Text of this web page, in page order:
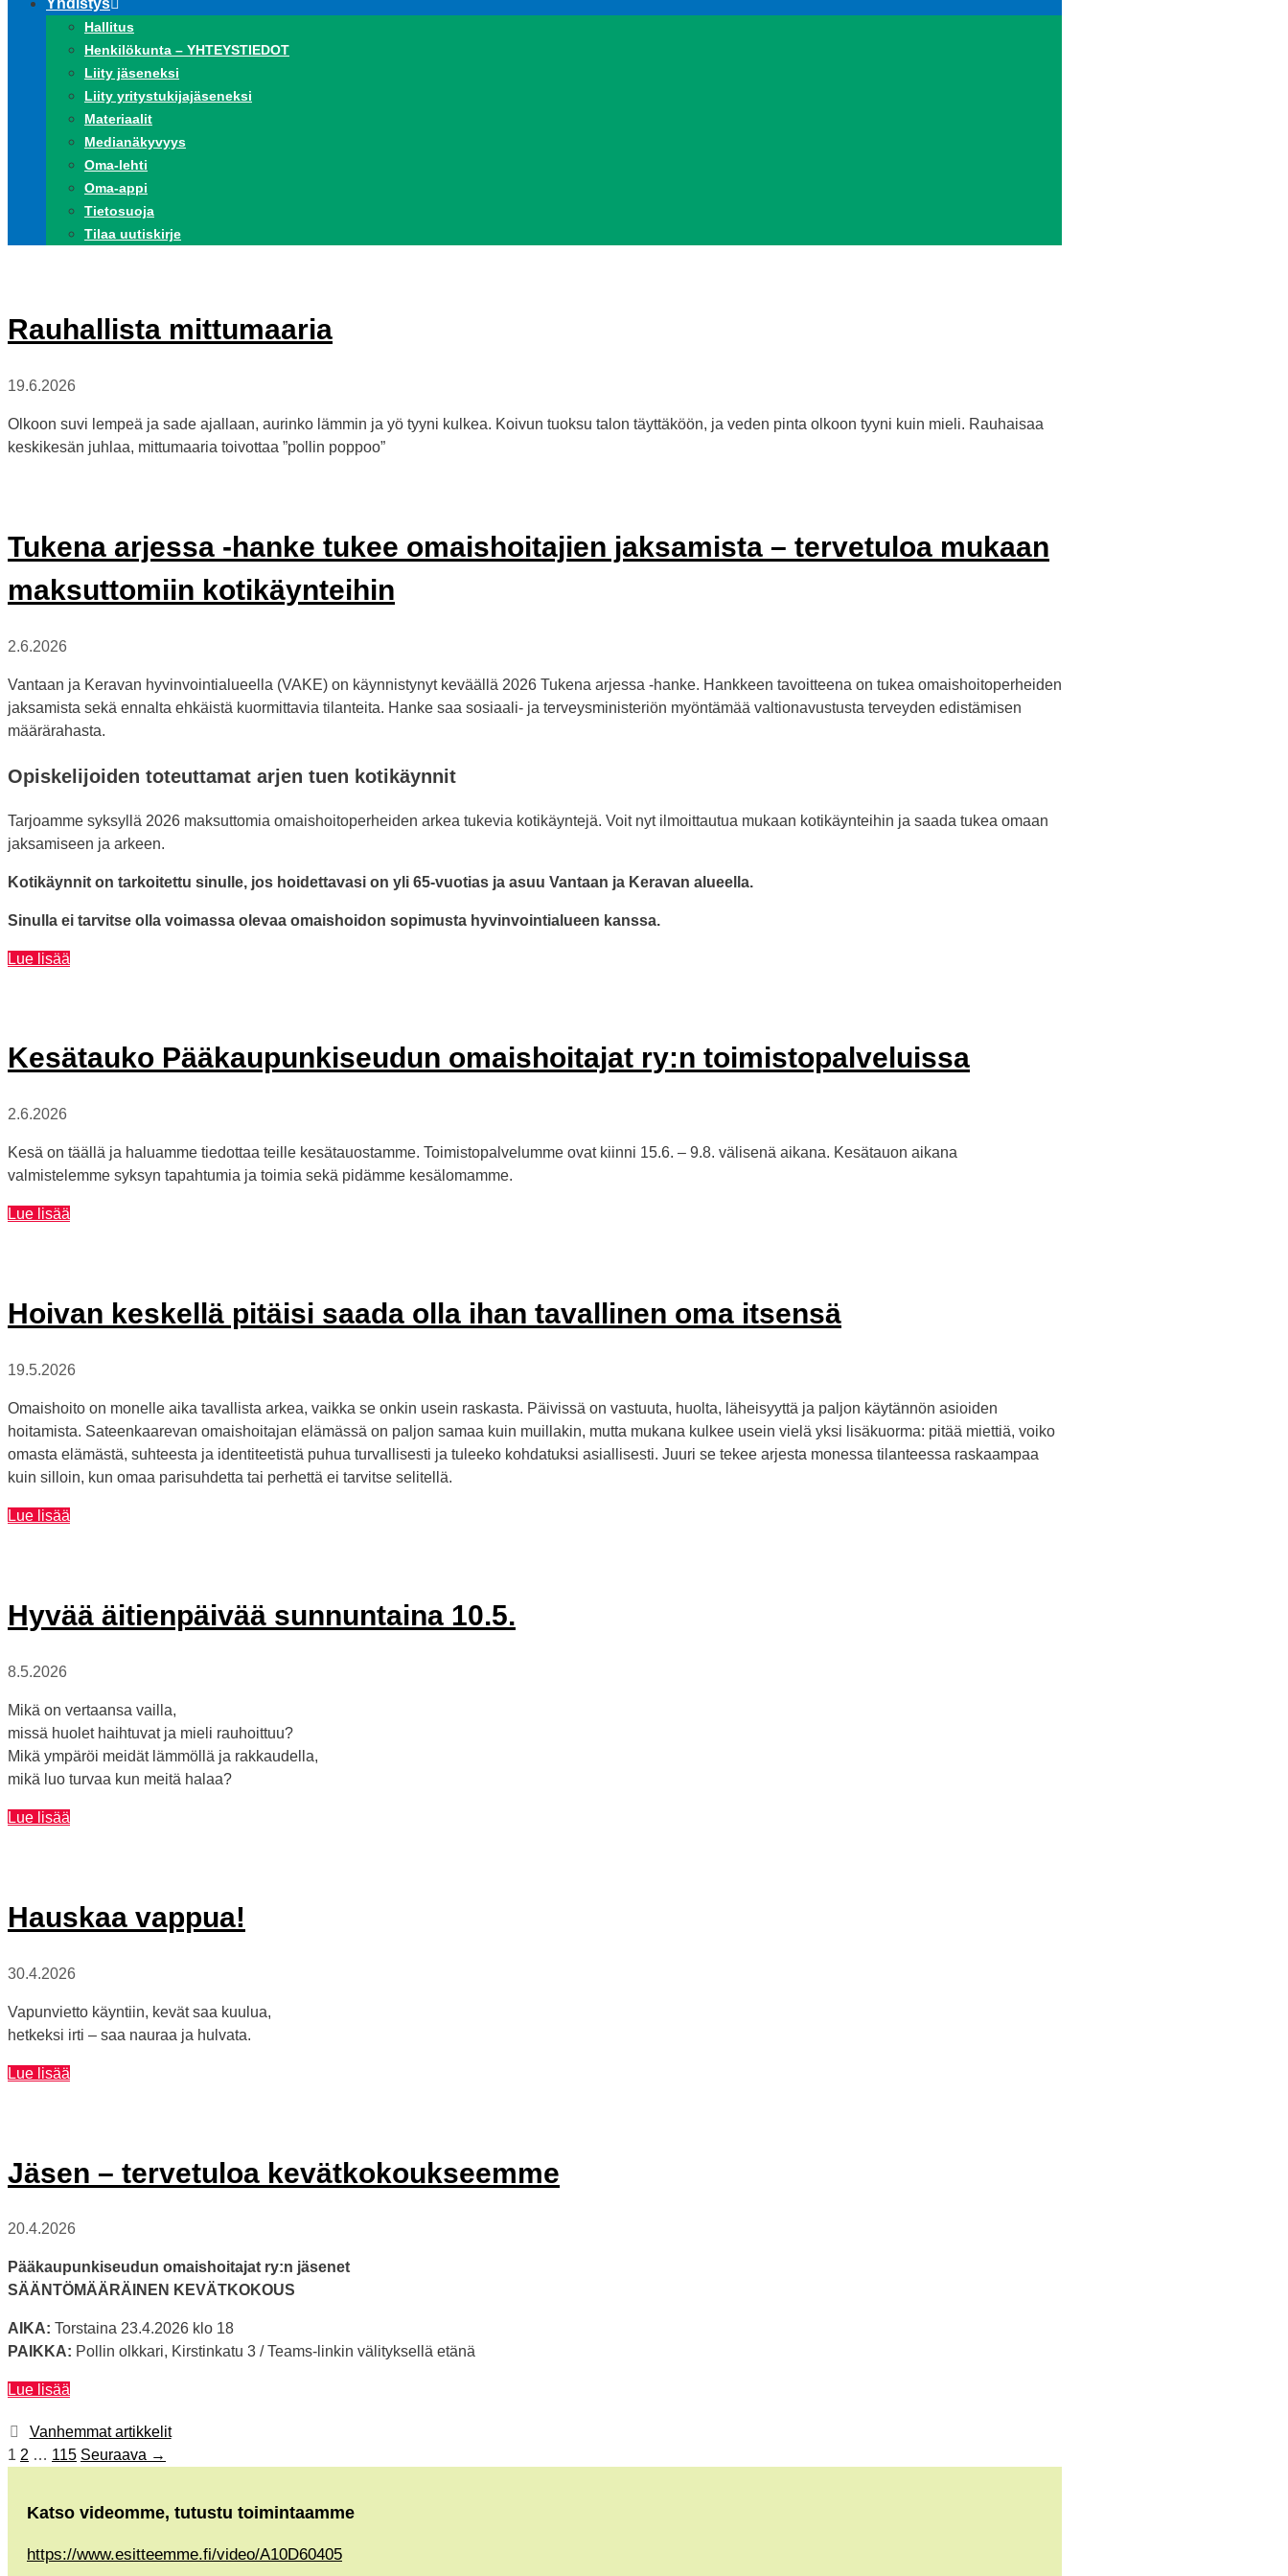
Yhdistys
Hallitus
Henkilökunta – YHTEYSTIEDOT
Liity jäseneksi
Liity yritystukijajäseneksi
Materiaalit
Medianäkyvyys
Oma-lehti
Oma-appi
Tietosuoja
Tilaa uutiskirje
Rauhallista mittumaaria
19.6.2026
Olkoon suvi lempeä ja sade ajallaan, aurinko lämmin ja yö tyyni kulkea. Koivun tuoksu talon täyttäköön, ja veden pinta olkoon tyyni kuin mieli. Rauhaisaa
keskikesän juhlaa, mittumaaria toivottaa ”pollin poppoo”
Tukena arjessa -hanke tukee omaishoitajien jaksamista – tervetuloa mukaan
maksuttomiin kotikäynteihin
2.6.2026
Vantaan ja Keravan hyvinvointialueella (VAKE) on käynnistynyt keväällä 2026 Tukena arjessa -hanke. Hankkeen tavoitteena on tukea omaishoitoperheiden
jaksamista sekä ennalta ehkäistä kuormittavia tilanteita. Hanke saa sosiaali- ja terveysministeriön myöntämää valtionavustusta terveyden edistämisen
määrärahasta.
Opiskelijoiden toteuttamat arjen tuen kotikäynnit
Tarjoamme syksyllä 2026 maksuttomia omaishoitoperheiden arkea tukevia kotikäyntejä. Voit nyt ilmoittautua mukaan kotikäynteihin ja saada tukea omaan
jaksamiseen ja arkeen.
Kotikäynnit on tarkoitettu sinulle, jos hoidettavasi on yli 65-vuotias ja asuu Vantaan ja Keravan alueella.
Sinulla ei tarvitse olla voimassa olevaa omaishoidon sopimusta hyvinvointialueen kanssa.
Lue lisää
tukee
omaishoitajien
mukaan
maksuttomiin
kotikäynteihin
Kesätauko Pääkaupunkiseudun omaishoitajat ry:n toimistopalveluissa
2.6.2026
Kesä on täällä ja haluamme tiedottaa teille kesätauostamme. Toimistopalvelumme ovat kiinni 15.6. – 9.8. välisenä aikana. Kesätauon aikana
valmistelemme syksyn tapahtumia ja toimia sekä pidämme kesälomamme.
Lue lisää
toimistopalveluissa
Hoivan keskellä pitäisi saada olla ihan tavallinen oma itsensä
19.5.2026
Omaishoito on monelle aika tavallista arkea, vaikka se onkin usein raskasta. Päivissä on vastuuta, huolta, läheisyyttä ja paljon käytännön asioiden
hoitamista. Sateenkaarevan omaishoitajan elämässä on paljon samaa kuin muillakin, mutta mukana kulkee usein vielä yksi lisäkuorma: pitää miettiä, voiko
omasta elämästä, suhteesta ja identiteetistä puhua turvallisesti ja tuleeko kohdatuksi asiallisesti. Juuri se tekee arjesta monessa tilanteessa raskaampaa
kuin silloin, kun omaa parisuhdetta tai perhettä ei tarvitse selitellä.
Lue lisää
olla
ihan
Hyvää äitienpäivää sunnuntaina 10.5.
8.5.2026
Mikä on vertaansa vailla,
missä huolet haihtuvat ja mieli rauhoittuu?
Mikä ympäröi meidät lämmöllä ja rakkaudella,
mikä luo turvaa kun meitä halaa?
Lue lisää
Hauskaa vappua!
30.4.2026
Vapunvietto käyntiin, kevät saa kuulua,
hetkeksi irti – saa nauraa ja hulvata.
Lue lisää
Jäsen – tervetuloa kevätkokoukseemme
20.4.2026
Pääkaupunkiseudun omaishoitajat ry:n jäsenet
SÄÄNTÖMÄÄRÄINEN KEVÄTKOKOUS
AIKA: Torstaina 23.4.2026 klo 18
PAIKKA: Pollin olkkari, Kirstinkatu 3 / Teams-linkin välityksellä etänä
Lue lisää
tervetuloa
kevätkokoukseemme
Vanhemmat artikkelit
Sivu
1 Sivu
2 … Sivu
115 Seuraava →
Katso videomme, tutustu toimintaamme
https://www.esitteemme.fi/video/A10D60405